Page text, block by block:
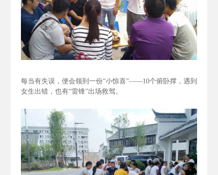
每当有失误，便会领到一份“小惊喜”——10个俯卧撑，遇到
女生出错，也有“雷锋”出场救驾。